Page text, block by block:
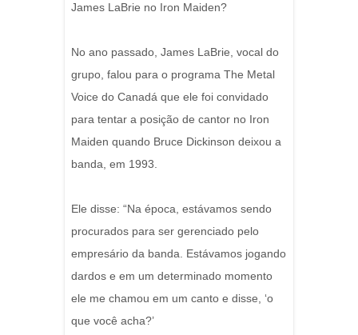
James LaBrie no Iron Maiden?
No ano passado, James LaBrie, vocal do
grupo, falou para o programa The Metal
Voice do Canadá que ele foi convidado
para tentar a posição de cantor no Iron
Maiden quando Bruce Dickinson deixou a
banda, em 1993.
Ele disse: “Na época, estávamos sendo
procurados para ser gerenciado pelo
empresário da banda. Estávamos jogando
dardos e em um determinado momento
ele me chamou em um canto e disse, ‘o
que você acha?’